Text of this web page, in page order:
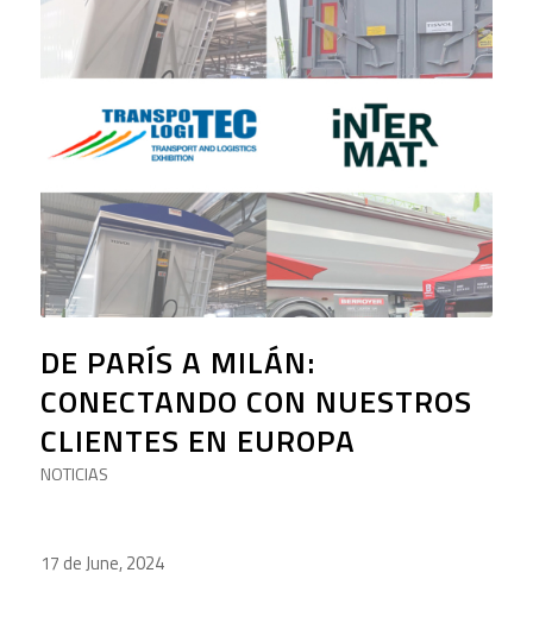
DE PARÍS A MILÁN:
CONECTANDO CON NUESTROS
CLIENTES EN EUROPA
NOTICIAS
17 de June, 2024